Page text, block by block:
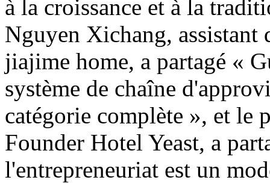
à la croissance et à la
Nguyen Xichang, assistant
jiajime home, a partagé «
système de chaîne
catégorie complète », et le
Founder Hotel Yeast, a
l'entrepreneuriat est un